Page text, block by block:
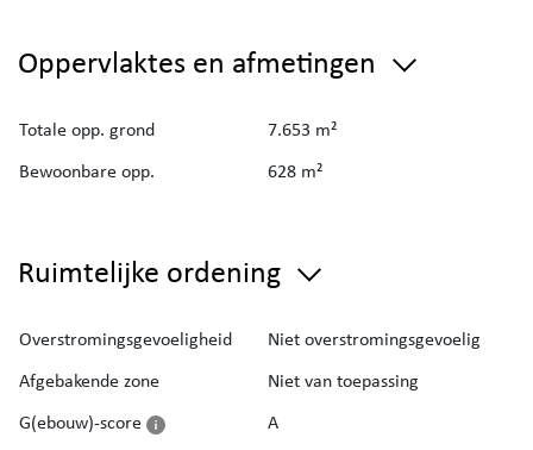
Oppervlaktes en afmetingen
Totale opp. grond
7.653 m²
Bewoonbare opp.
628 m²
Ruimtelijke ordening
Overstromingsgevoeligheid
Niet overstromingsgevoelig
Afgebakende zone
Niet van toepassing
G(ebouw)-score
A